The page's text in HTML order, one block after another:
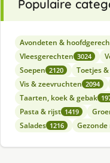
Populaire
Avondeten &
Vleesgerechten 3024
Soepen 2120 Toetjes
Vis & zeevruchten 2094
Taarten, koek & gebak
Pasta & rijst 1419
Salades 1216